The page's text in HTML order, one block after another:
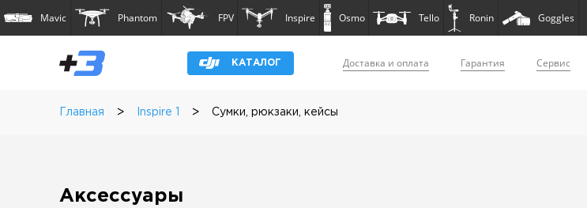
Mavic Phantom FPV Inspire Osmo Tello Ronin Goggles
КАТАЛОГ Доставка и оплата Гарантия Сервис
Главная > Inspire 1 > Сумки, рюкзаки, кейсы
Аксессуары